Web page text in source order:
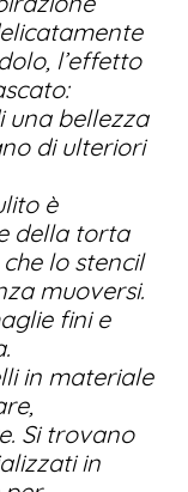
l’effetto
una bellezza
di ulteriori
è
della torta
lo stencil
muoversi.
fini e
in materiale
Si trovano
in